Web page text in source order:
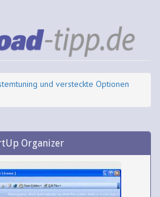
und versteckte Optionen
Organizer